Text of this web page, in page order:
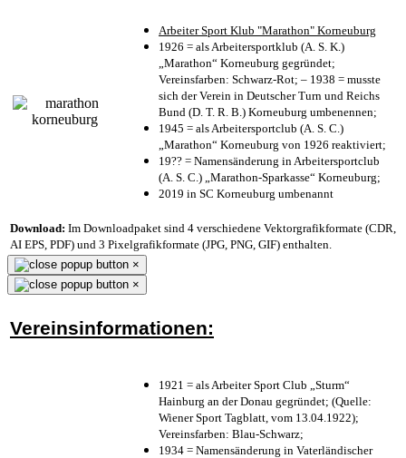
Arbeiter Sport Klub "Marathon" Korneuburg
1926 = als Arbeitersportklub (A. S. K.)
„Marathon“ Korneuburg gegründet;
Vereinsfarben: Schwarz-Rot; – 1938 = musste
sich der Verein in Deutscher Turn und Reichs
Bund (D. T. R. B.) Korneuburg umbenennen;
1945 = als Arbeitersportclub (A. S. C.)
„Marathon“ Korneuburg von 1926 reaktiviert;
19?? = Namensänderung in Arbeitersportclub
(A. S. C.) „Marathon-Sparkasse“ Korneuburg;
2019 in SC Korneuburg umbenannt
Download: Im Downloadpaket sind 4 verschiedene Vektorgrafikformate (CDR,
AI EPS, PDF) und 3 Pixelgrafikformate (JPG, PNG, GIF) enthalten.
×
×
Vereinsinformationen:
1921 = als Arbeiter Sport Club „Sturm“
Hainburg an der Donau gegründet; (Quelle:
Wiener Sport Tagblatt, vom 13.04.1922);
Vereinsfarben: Blau-Schwarz;
1934 = Namensänderung in Vaterländischer